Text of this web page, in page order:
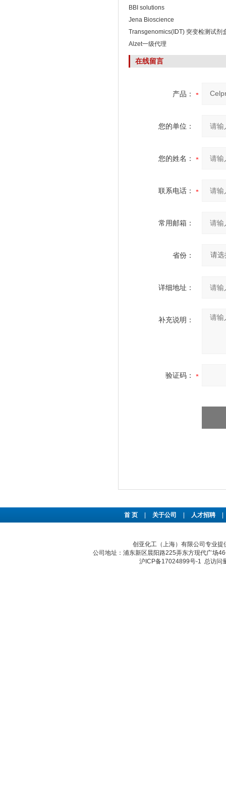
BBI solutions
Jena Bioscience
Transgenomics(IDT) 突变检测试剂
Alzet一级代理
在线留言
产品：
您的单位：
您的姓名：
联系电话：
常用邮箱：
省份：
详细地址：
补充说明：
验证码：
首 页 关于公司 人才招聘
创亚化工（上海）有限公司专业
公司地址：浦东新区晨阳路225弄东方现代广场
沪ICP备17024899号-1 总访问